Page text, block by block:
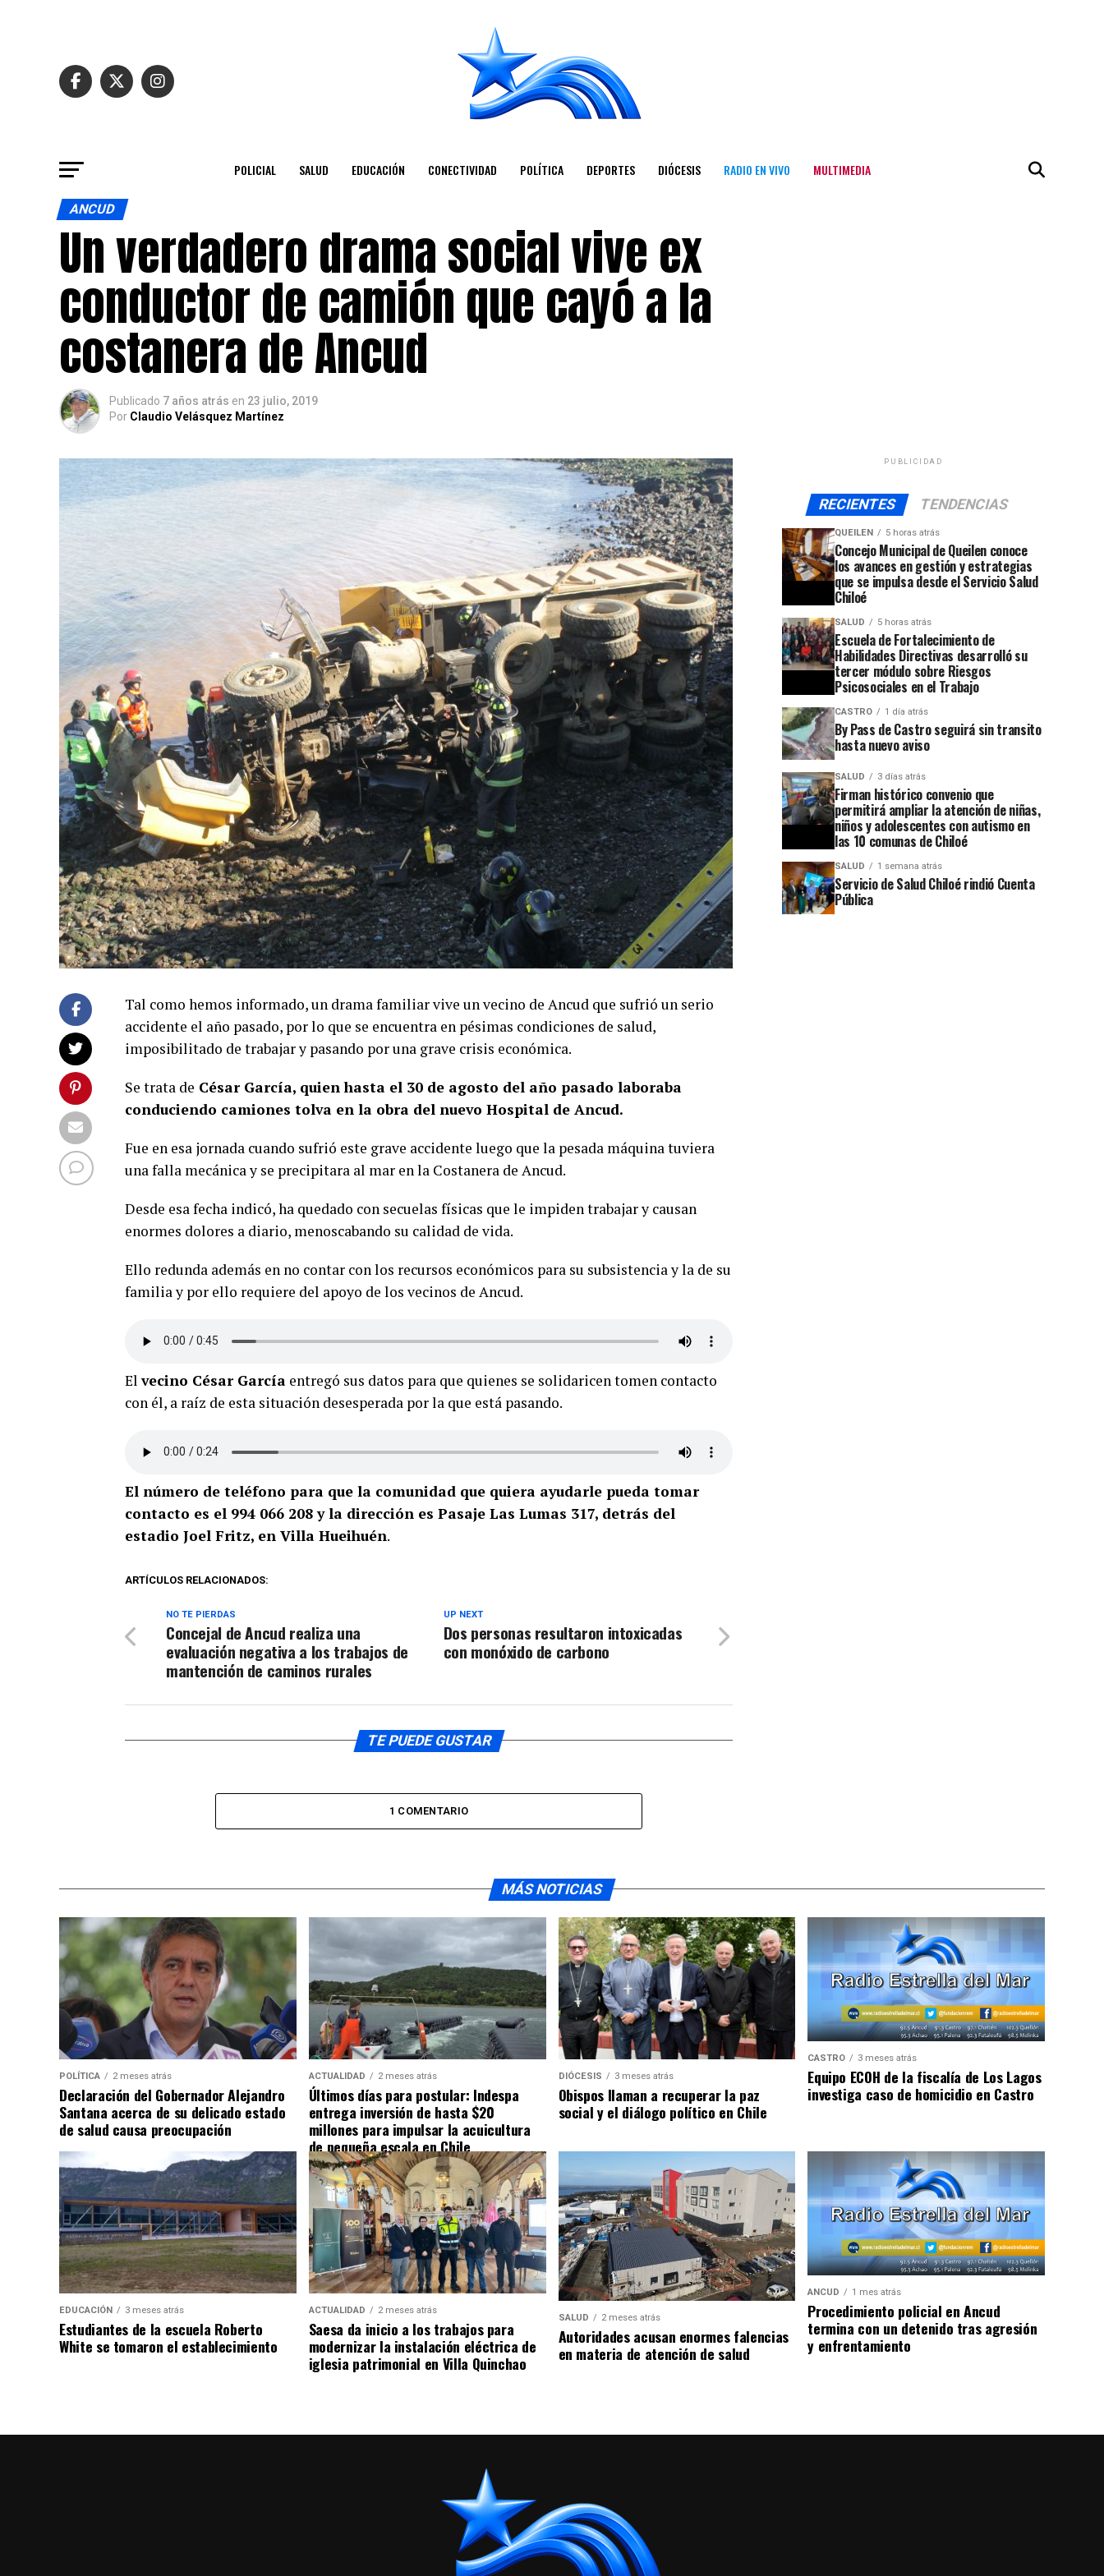
POLICIAL SALUD EDUCACIÓN CONECTIVIDAD POLÍTICA DEPORTES DIÓCESIS RADIO EN VIVO MULTIMEDIA
ANCUD
Un verdadero drama social vive ex
conductor de camión que cayó a la
costanera de Ancud
Publicado 7 años atrás en 23 julio, 2019
Por Claudio Velásquez Martínez
Tal como hemos informado, un drama familiar vive un vecino de Ancud que sufrió un serio
accidente el año pasado, por lo que se encuentra en pésimas condiciones de salud,
imposibilitado de trabajar y pasando por una grave crisis económica.
Se trata de César García, quien hasta el 30 de agosto del año pasado laboraba
conduciendo camiones tolva en la obra del nuevo Hospital de Ancud.
Fue en esa jornada cuando sufrió este grave accidente luego que la pesada máquina tuviera
una falla mecánica y se precipitara al mar en la Costanera de Ancud.
Desde esa fecha indicó, ha quedado con secuelas físicas que le impiden trabajar y causan
enormes dolores a diario, menoscabando su calidad de vida.
Ello redunda además en no contar con los recursos económicos para su subsistencia y la de su
familia y por ello requiere del apoyo de los vecinos de Ancud.
Elvecino César García entregó sus datos para que quienes se solidaricen tomen contacto
con él, a raíz de esta situación desesperada por la que está pasando.
El número de teléfono para que la comunidad que quiera ayudarle pueda tomar
contacto es el 994 066 208 y la dirección es Pasaje Las Lumas 317, detrás del
estadio Joel Fritz, en Villa Hueihuén.
ARTÍCULOS RELACIONADOS:
UP NEXT
Dos personas resultaron intoxicadas
con monóxido de carbono
NO TE PIERDAS
Concejal de Ancud realiza una
evaluación negativa a los trabajos de
mantención de caminos rurales
TE PUEDE GUSTAR
1 COMENTARIO
PUBLICIDAD
RECIENTES TENDENCIAS
QUEILEN 5 horas atrás
Concejo Municipal de Queilen conoce
los avances en gestión y estrategias
que se impulsa desde el Servicio Salud
Chiloé
SALUD 5 horas atrás
Escuela de Fortalecimiento de
Habilidades Directivas desarrolló su
tercer módulo sobre Riesgos
Psicosociales en el Trabajo
CASTRO 1 día atrás
By Pass de Castro seguirá sin transito
hasta nuevo aviso
SALUD 3 días atrás
Firman histórico convenio que
permitirá ampliar la atención de niñas,
niños y adolescentes con autismo en
las 10 comunas de Chiloé
SALUD 1 semana atrás
Servicio de Salud Chiloé rindió Cuenta
Pública
MÁS NOTICIAS
POLÍTICA 2 meses atrás
Declaración del Gobernador Alejandro
Santana acerca de su delicado estado
de salud causa preocupación
ACTUALIDAD 2 meses atrás
Últimos días para postular: Indespa
entrega inversión de hasta $20
millones para impulsar la acuicultura
de pequeña escala en Chile
DIÓCESIS 3 meses atrás
Obispos llaman a recuperar la paz
social y el diálogo político en Chile
CASTRO 3 meses atrás
Equipo ECOH de la fiscalía de Los Lagos
investiga caso de homicidio en Castro
EDUCACIÓN 3 meses atrás
Estudiantes de la escuela Roberto
White se tomaron el establecimiento
ACTUALIDAD 2 meses atrás
Saesa da inicio a los trabajos para
modernizar la instalación eléctrica de
iglesia patrimonial en Villa Quinchao
SALUD 2 meses atrás
Autoridades acusan enormes falencias
en materia de atención de salud
ANCUD 1 mes atrás
Procedimiento policial en Ancud
termina con un detenido tras agresión
y enfrentamiento